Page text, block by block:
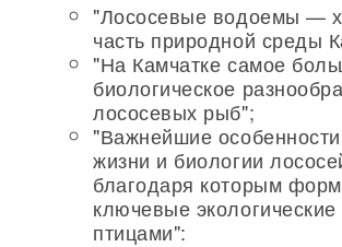
"Лососевые водоемы —
часть природной среды
"На Камчатке самое
биологическое
лососевых рыб";
"Важнейшие
жизни и биологии
благодаря которым
ключевые экологические
птицами":